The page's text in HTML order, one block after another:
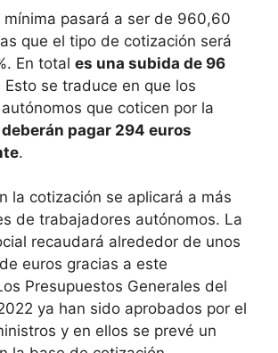
mínima pasará a ser de 960,60
que el tipo de cotización será
En total es una subida de 96
Esto se traduce en que los
que coticen por la
deberán pagar 294 euros
.
la cotización se aplicará a más
de trabajadores autónomos. La
recaudará alrededor de unos
euros gracias a este
Presupuestos Generales del
ya han sido aprobados por el
y en ellos se prevé un